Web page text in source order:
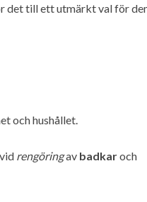
det till ett utmärkt val för
och hushållet.
rengöringav badkaroch